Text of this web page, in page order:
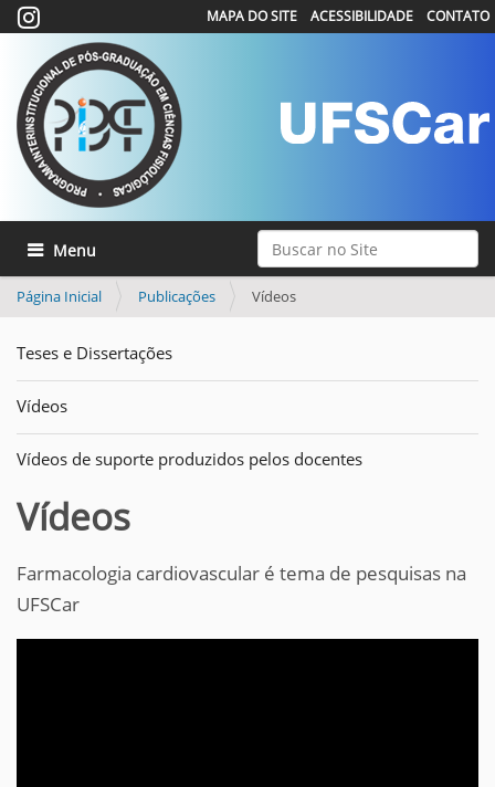
Busca Avançada…
MAPA DO SITE ACESSIBILIDADE CONTATO
Toggle navigation
Página Inicial Publicações Vídeos
Teses e Dissertações
Vídeos
Vídeos de suporte produzidos pelos docentes
Vídeos
Farmacologia cardiovascular é tema de pesquisas na
UFSCar